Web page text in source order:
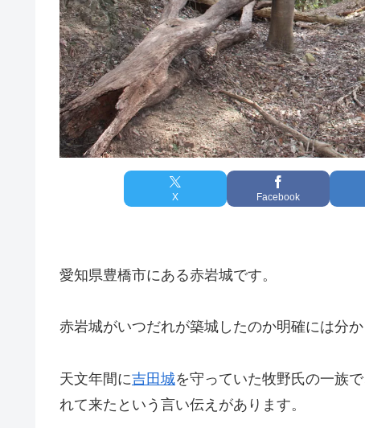
X Facebook
愛知県豊橋市にある赤岩城です。
赤岩城がいつだれが築城したのか明確には分か
天文年間に吉田城を守っていた牧野氏の一族
れて来たという言い伝えがあります。